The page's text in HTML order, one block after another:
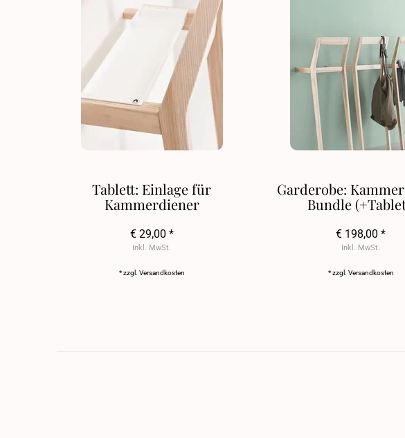
Tablett: Einlage für
Kammerdiener
€ 29,00 *
Inkl. MwSt.
* zzgl. Versandkosten
Garderobe:
Bundle
€ 198,00 *
Inkl. MwSt.
* zzgl. Versandkosten